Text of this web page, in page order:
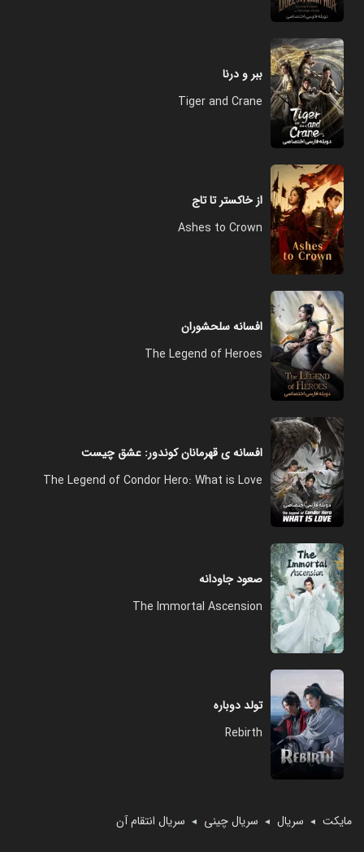
ببر و درنا
Tiger and Crane
از خاکستر تا تاج
Ashes to Crown
افسانه سلحشوران
The Legend of Heroes
افسانه ی قهرمانان کوندور: عشق چیست
The Legend of Condor Hero: What is Love
صعود جاودانه
The Immortal Ascension
تولد دوباره
Rebirth
مایکت ◄ سریال ◄ سریال چینی ◄ سریال انتقام آن